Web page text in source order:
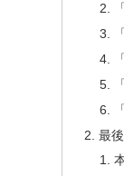
最